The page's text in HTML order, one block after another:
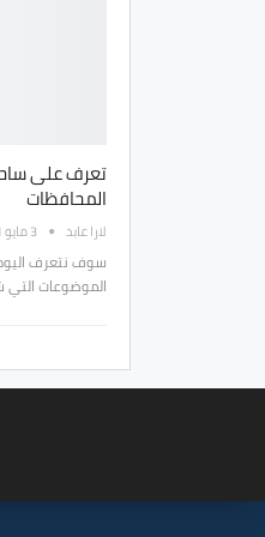
تعرف على
المحافظات
لارا عابد 3 مايو 2021
سوف نتعرف
الموضوعات التي